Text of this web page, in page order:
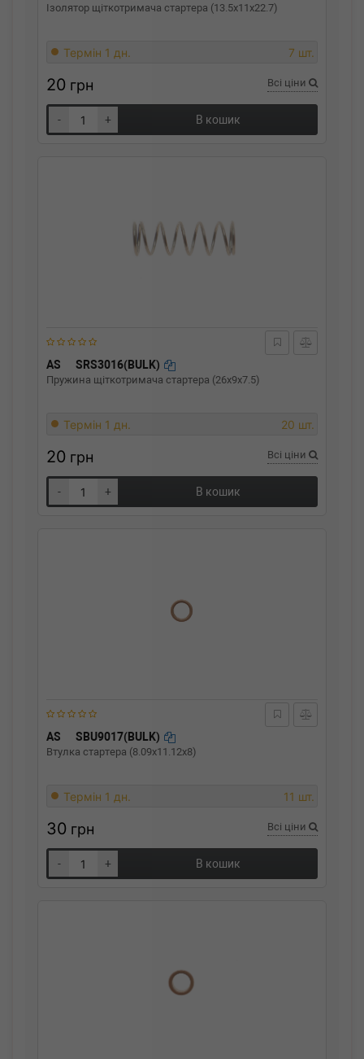
Ізолятор щіткотримача стартера (13.5x11x22.7)
Термін 1 дн. 7 шт.
20 грн Всі ціни
- + В кошик
AS SRS3016(BULK)
Пружина щіткотримача стартера (26x9x7.5)
Термін 1 дн. 20 шт.
20 грн Всі ціни
- + В кошик
AS SBU9017(BULK)
Втулка стартера (8.09x11.12x8)
Термін 1 дн. 11 шт.
30 грн Всі ціни
- + В кошик